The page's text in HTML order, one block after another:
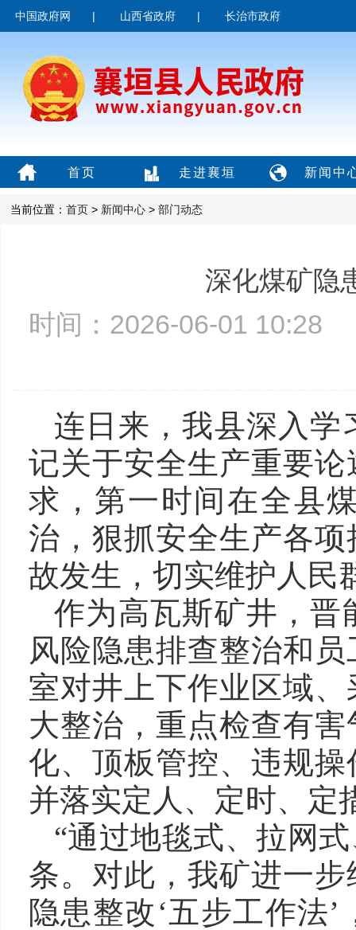
中国政府网 | 山西省政府 | 长治市政府
首页 走进襄垣 新闻中
当前位置： 首页 > 新闻中心 > 部门动态
深化煤矿隐
时间：2026-06-01
连日来，我县深入学
记关于安全生产重要
求，第一时间在全县
治，狠抓安全生产各
故发生，切实维护人民
作为高瓦斯矿井，晋
风险隐患排查整治和
室对井上下作业区域
大整治，重点检查有
化、顶板管控、违规
并落实定人、定时、定
“通过地毯式、拉网
条。对此，我矿进一
隐患整改‘五步工作法